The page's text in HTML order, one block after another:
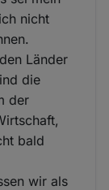
nicht
Länder
die
der
bald
wir als